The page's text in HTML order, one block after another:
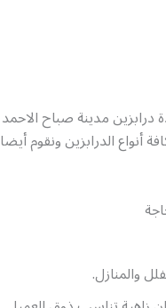
مدينة صباح الاحمد
الدرابزين ونقوم أيضا
والمنازل.